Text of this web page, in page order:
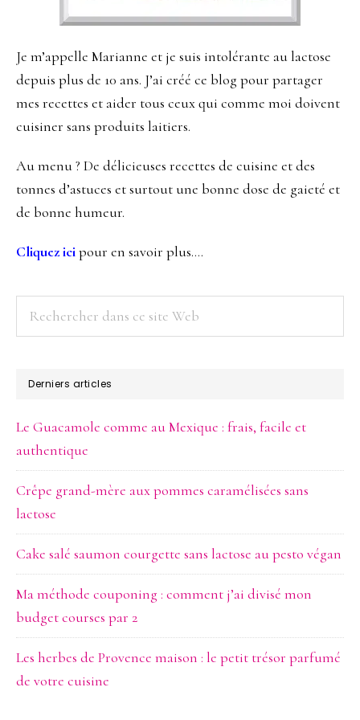
Je m’appelle Marianne et je suis intolérante au lactose
depuis plus de 10 ans. J’ai créé ce blog pour partager
mes recettes et aider tous ceux qui comme moi doivent
cuisiner sans produits laitiers.
Au menu ? De délicieuses recettes de cuisine et des
tonnes d’astuces et surtout une bonne dose de gaieté et
de bonne humeur.
Cliquez icipour en savoir plus….
Rechercher
siteDerniers articles
Le Guacamole comme au Mexique : frais, facile et
authentique
Crêpe grand-mère aux pommes caramélisées sans
lactose
Cake salé saumon courgette sans lactose au pesto végan
Ma méthode couponing : comment j’ai divisé mon
budget courses par 2
Les herbes de Provence maison : le petit trésor parfumé
de votre cuisine